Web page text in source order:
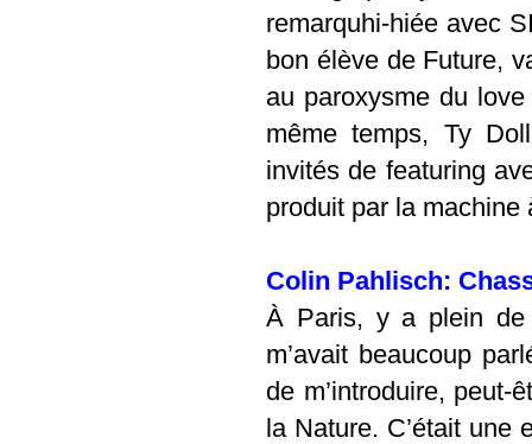
remarquhi-hiée avec
bon élève de Future,
au paroxysme du
même temps, Ty
invités de featuring
produit par la machine
Colin Pahlisch:
À Paris, y a plein de
m’avait beaucoup
de m’introduire,
la Nature. C’était une